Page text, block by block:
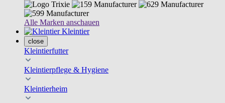
Alle Marken anschauen
Kleintier
close
Kleintierfutter
Kleintierpflege & Hygiene
Kleintierheim